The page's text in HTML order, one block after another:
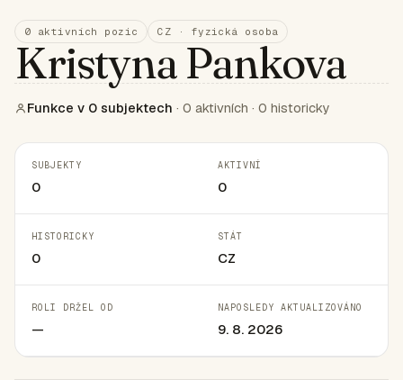
0 aktivních pozic CZ · fyzická osoba
Kristyna Pankova
Funkce v 0 subjektech · 0 aktivních · 0 historicky
SUBJEKTY
0
AKTIVNÍ
0
HISTORICKY
0
STÁT
CZ
ROLI DRŽEL OD
—
NAPOSLEDY AKTUALIZOVÁNO
9. 8. 2026